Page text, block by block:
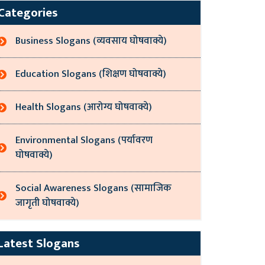
Business Slogans (व्यवसाय घोषवाक्ये)
Education Slogans (शिक्षण घोषवाक्ये)
Health Slogans (आरोग्य घोषवाक्ये)
Environmental Slogans (पर्यावरण
घोषवाक्ये)
Social Awareness Slogans (सामाजिक
जागृती घोषवाक्ये)
Slogans